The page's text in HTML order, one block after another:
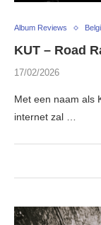
Album Reviews
KUT – Road
17/02/2026
Met een naam als
internet zal …